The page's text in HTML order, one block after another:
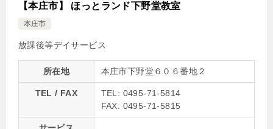
【本庄市】 ほっとランド下野堂教室
本庄市
放課後等デイサービス
所在地 本庄市下野堂６０６番地２
TEL / FAX
TEL: 0495-71-5814
FAX: 0495-71-5815